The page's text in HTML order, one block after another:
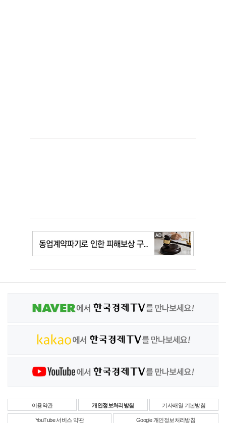
이용약관 개인정보처리방침 기사배열 기본방침
YouTube 서비스 약관 Google 개인정보처리방침